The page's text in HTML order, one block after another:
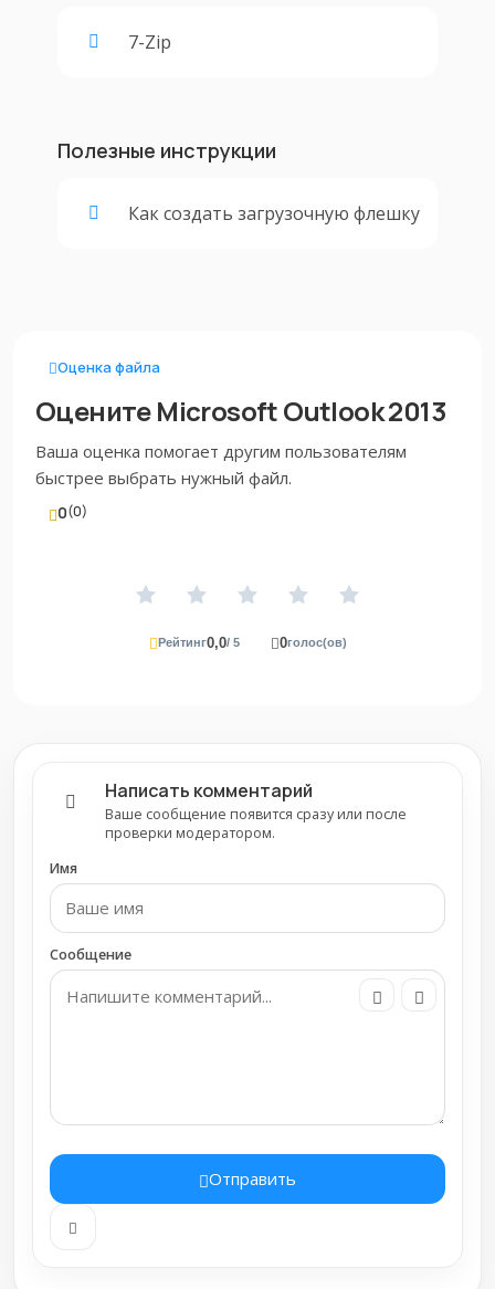
7-Zip
Полезные инструкции
Как создать загрузочную флешку
Оценка файла
Оцените Microsoft Outlook 2013
Ваша оценка помогает другим пользователям
быстрее выбрать нужный файл.
0(0)
Рейтинг0,0/ 5 0голос(ов)
Написать комментарий
Ваше сообщение появится сразу или после
проверки модератором.
Имя
Сообщение
Отправить